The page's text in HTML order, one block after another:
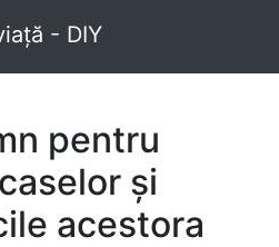
- DIY
pentru
și
acestora